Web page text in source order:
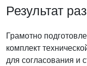
Результат
Грамотно
комплект
для согласования и